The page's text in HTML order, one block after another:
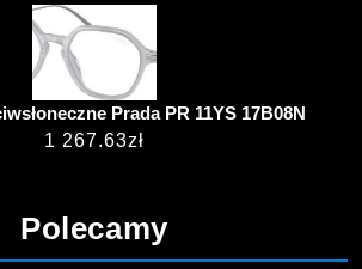
Prada PR 11YS 17B08N
1 267.63zł
Polecamy